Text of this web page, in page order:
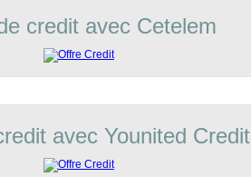
credit avec Cetelem
avec Younited Credit